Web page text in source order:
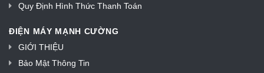
Quy Định Hình Thức Thanh Toán
ĐIỆN MÁY MẠNH CƯỜNG
GIỚI THIỆU
Bảo Mật Thông Tin